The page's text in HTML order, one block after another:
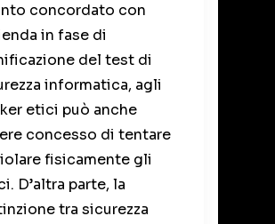
concordato con
in fase di
del test di
informatica, agli
etici può anche
concesso di tentare
fisicamente gli
D’altra parte, la
tra sicurezza